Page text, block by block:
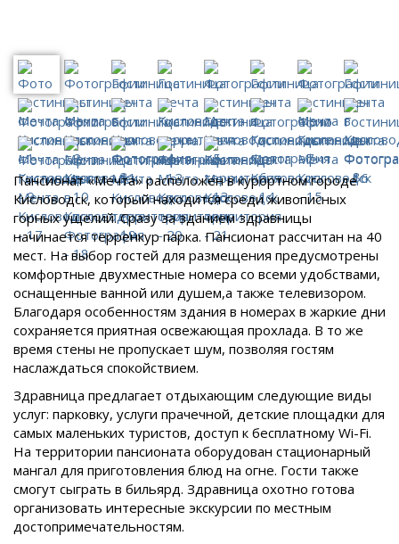
Пансионат «Мечта» расположен в курортном городе
Кисловодск, который находится среди живописных
горных ущелий. Сразу за зданием здравницы
начинается терренкур парка. Пансионат рассчитан на 40
мест. На выбор гостей для размещения предусмотрены
комфортные двухместные номера со всеми удобствами,
оснащенные ванной или душем,а также телевизором.
Благодаря особенностям здания в номерах в жаркие дни
сохраняется приятная освежающая прохлада. В то же
время стены не пропускает шум, позволяя гостям
наслаждаться спокойствием.
Здравница предлагает отдыхающим следующие виды
услуг: парковку, услуги прачечной, детские площадки для
самых маленьких туристов, доступ к бесплатному Wi-Fi.
На территории пансионата оборудован стационарный
мангал для приготовления блюд на огне. Гости также
смогут сыграть в бильярд. Здравница охотно готова
организовать интересные экскурсии по местным
достопримечательностям.